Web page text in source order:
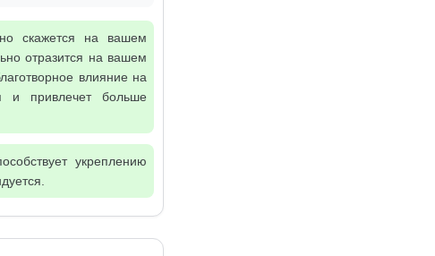
скажется на вашем
отразится на вашем
влияние на
и привлечет больше
укреплению